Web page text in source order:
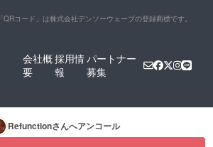
「QRコード」は株式会社デンソーウェーブの登録商標です。
会社概
要
採用情
報
パートナー
募集
Refunctionさんへアンコール